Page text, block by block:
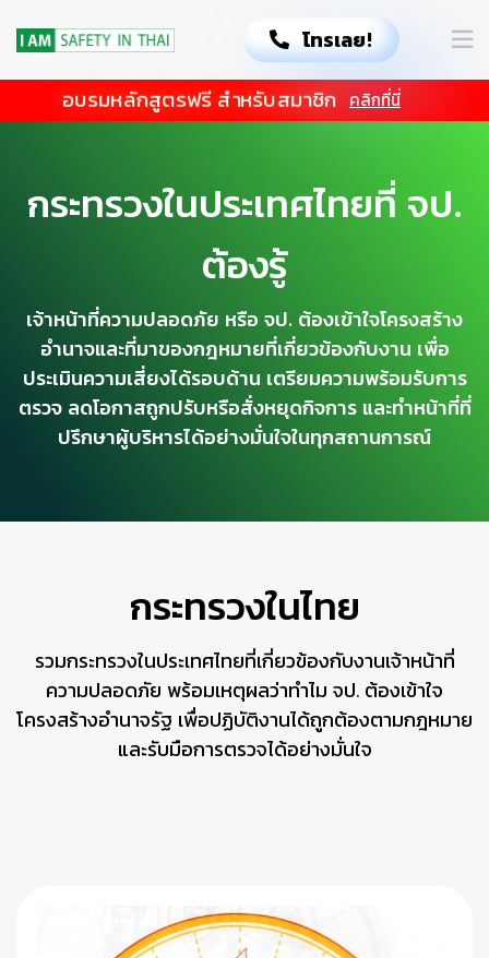
โทรเลย!
อบรมหลักสูตรฟรี สำหรับสมาชิก คลิกที่นี่
กระทรวงในประเทศไทยที่ จป.
ต้องรู้
เจ้าหน้าที่ความปลอดภัย หรือ จป. ต้องเข้าใจโครงสร้าง
อำนาจและที่มาของกฎหมายที่เกี่ยวข้องกับงาน เพื่อ
ประเมินความเสี่ยงได้รอบด้าน เตรียมความพร้อมรับการ
ตรวจ ลดโอกาสถูกปรับหรือสั่งหยุดกิจการ และทำหน้าที่ที่
ปรึกษาผู้บริหารได้อย่างมั่นใจในทุกสถานการณ์
กระทรวงในไทย
รวมกระทรวงในประเทศไทยที่เกี่ยวข้องกับงานเจ้าหน้าที่
ความปลอดภัย พร้อมเหตุผลว่าทำไม จป. ต้องเข้าใจ
โครงสร้างอำนาจรัฐ เพื่อปฏิบัติงานได้ถูกต้องตามกฎหมาย
และรับมือการตรวจได้อย่างมั่นใจ